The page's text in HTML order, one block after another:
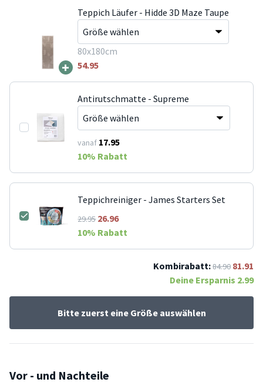
+
Teppich Läufer - Hidde 3D Maze Taupe
80x180cm
54.95
Antirutschmatte - Supreme
vanaf 17.95
10% Rabatt
Teppichreiniger - James Starters Set
29.9526.96
10% Rabatt
Kombirabatt:84.90 81.91
Deine Ersparnis 2.99
Bitte zuerst eine Größe auswählen
Vor - und Nachteile